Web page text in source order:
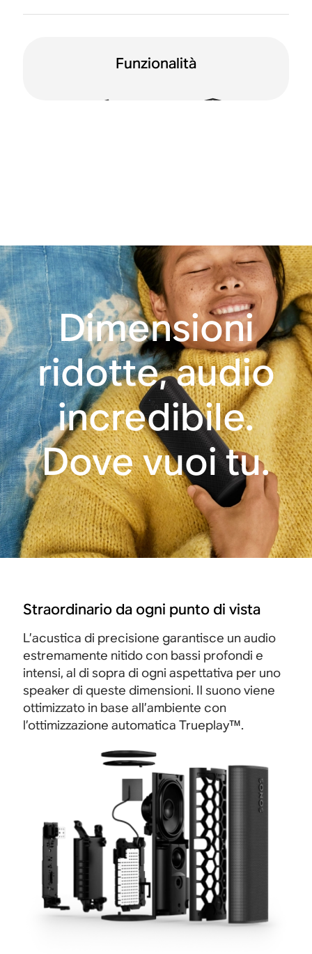
Funzionalità
ore
Bluetooth®
Ottimizzazione
automatica
Trueplay™
Apple AirPlay 2 Pulsanti
Controllo vocale
Dimensioni
ridotte, audio
incredibile.
Dove vuoi tu.
Straordinario da ogni punto di vista
L’acustica di precisione garantisce un audio
estremamente nitido con bassi profondi e
intensi, al di sopra di ogni aspettativa per uno
speaker di queste dimensioni. Il suono viene
ottimizzato in base all’ambiente con
l’ottimizzazione automatica Trueplay™.